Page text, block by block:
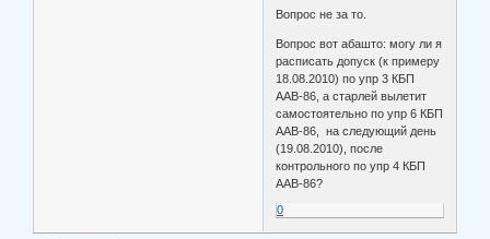
Вопрос не за то.
Вопрос вот абашто: могу ли я
расписать допуск (к примеру
18.08.2010) по упр 3 КБП
ААВ-86, а старлей вылетит
самостоятельно по упр 6 КБП
ААВ-86, на следующий день
(19.08.2010), после
контрольного по упр 4 КБП
ААВ-86?
0